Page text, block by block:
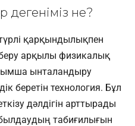
дегеніміз не?
қарқындылықпен
беру арқылы физикалық
ынталандыру
беретін технология. Бұл
дәлдігін арттырады
табиғилығын